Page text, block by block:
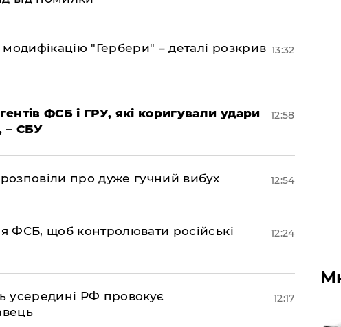
"Гербери" – деталі розкрив 13:32
ФСБ і ГРУ, які коригували удари
– СБУ
12:58
про дуже гучний вибух 12:54
ФСБ, щоб контролювати російські
12:24
усередині РФ провокує
12:17